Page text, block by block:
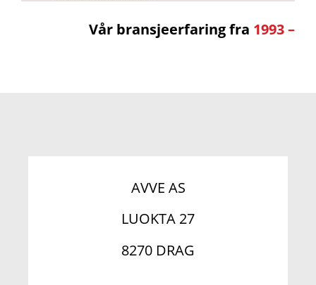
Vår bransjeerfaring fra 1993 –
AVVE AS
LUOKTA 27
8270 DRAG